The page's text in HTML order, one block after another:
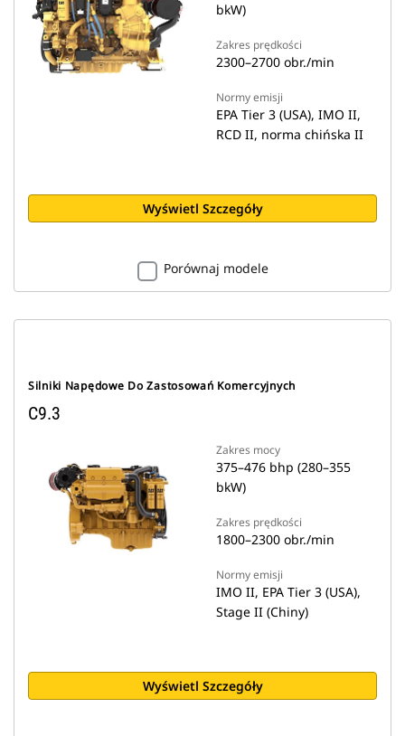
bkW)
Zakres prędkości
2300–2700 obr./min
Normy emisji
EPA Tier 3 (USA), IMO II,
RCD II, norma chińska II
Wyświetl Szczegóły
Porównaj modele
Silniki Napędowe Do Zastosowań Komercyjnych
C9.3
Zakres mocy
375–476 bhp (280–355
bkW)
Zakres prędkości
1800–2300 obr./min
Normy emisji
IMO II, EPA Tier 3 (USA),
Stage II (Chiny)
Wyświetl Szczegóły